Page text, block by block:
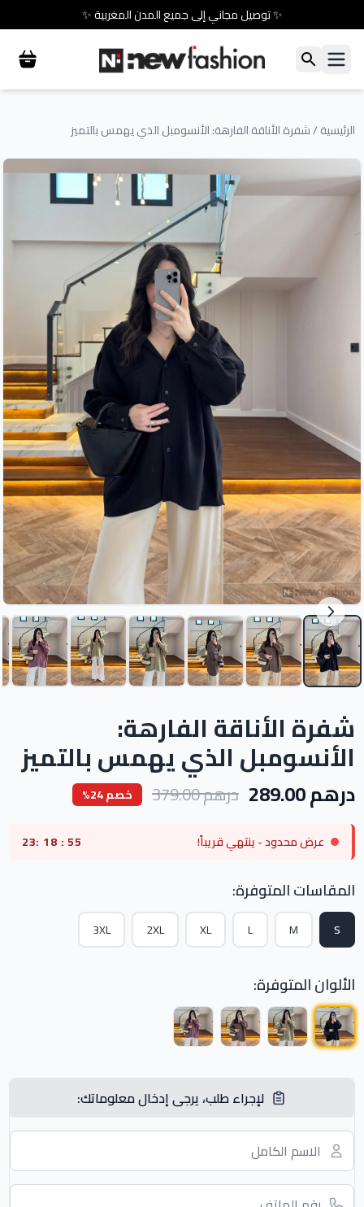
✨ توصيل مجاني إلى جميع المدن المغربية ✨
الرئيسية/شفرة الأناقة الفارهة: الأنسومبل الذي يهمس بالتميز
شفرة الأناقة الفارهة:
الأنسومبل الذي يهمس بالتميز
درهم 289.00 درهم 379.00 خصم 24%
عرض محدود - ينتهي قريباً! 23: 18 : 52
المقاسات المتوفرة:
S
M
L
XL
2XL
3XL
الألوان المتوفرة:
لإجراء طلب، يرجى إدخال معلوماتك: